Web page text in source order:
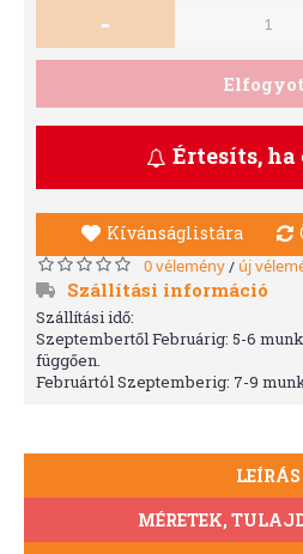
-
Értesíts, ha
Kívánságlistára
0 vélemény/ új
Szállítási információ
Szállítási idő:
Szeptembertől Februárig: 5-6
függően.
Februártól Szeptemberig: 7-9
LEÍRÁS
MÉRETEK,